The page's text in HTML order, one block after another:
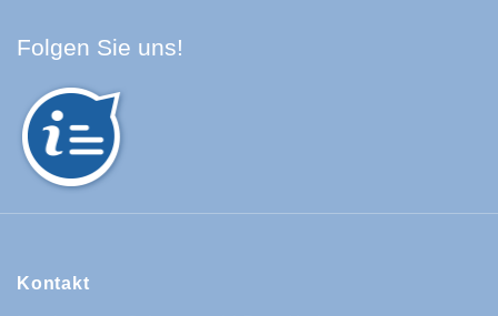
Folgen Sie uns!
Kontakt